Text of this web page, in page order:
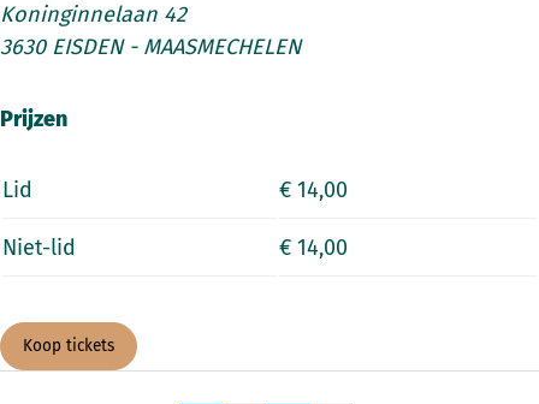
Koninginnelaan 42
3630 EISDEN - MAASMECHELEN
Prijzen
Lid € 14,00
Niet-lid € 14,00
Koop tickets